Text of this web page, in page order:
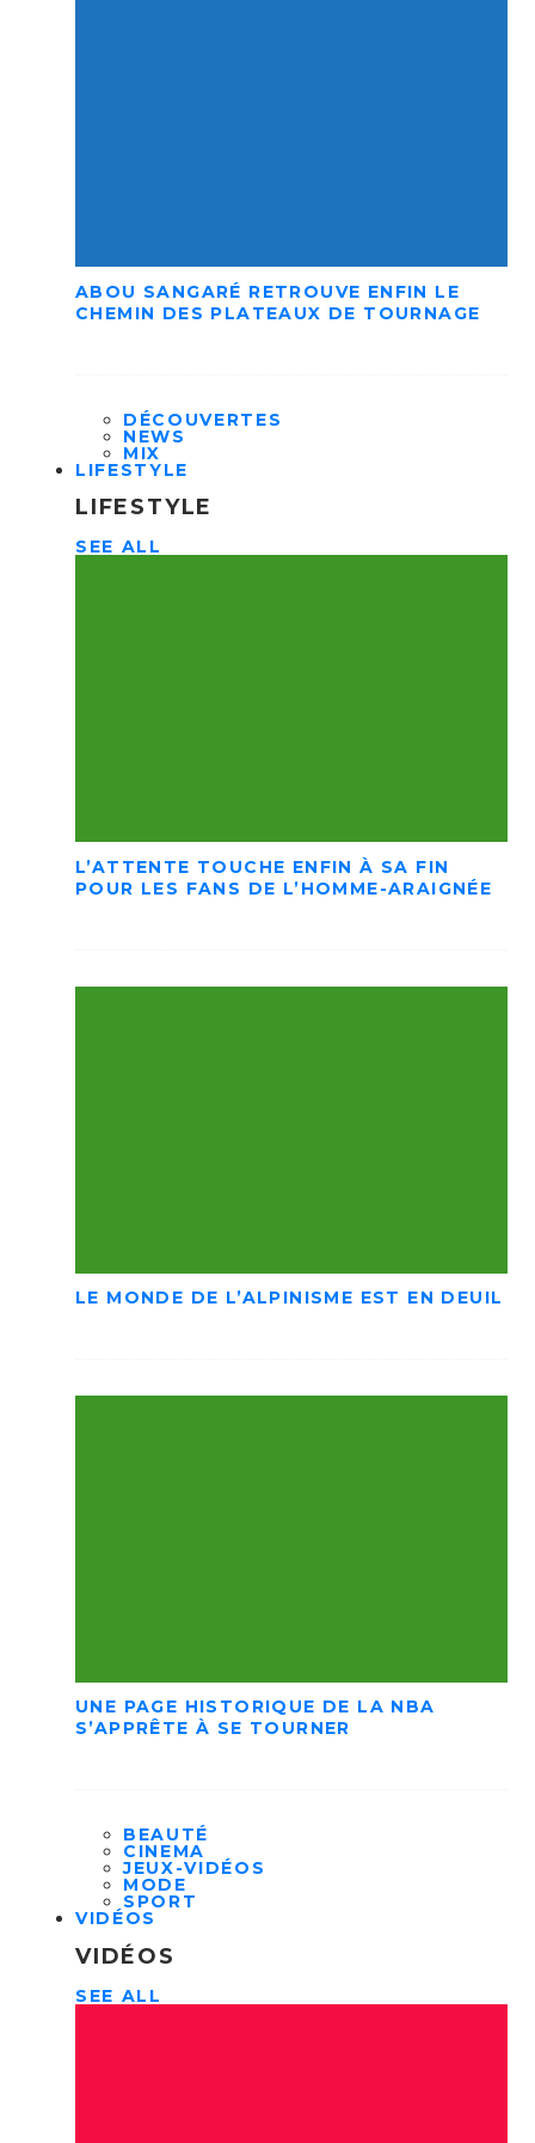
ABOU SANGARÉ RETROUVE ENFIN LE
CHEMIN DES PLATEAUX DE TOURNAGE
DÉCOUVERTES
NEWS
MIX
LIFESTYLE
LIFESTYLE
SEE ALL
L’ATTENTE TOUCHE ENFIN À SA FIN
POUR LES FANS DE L’HOMME-ARAIGNÉE
LE MONDE DE L’ALPINISME EST EN DEUIL
UNE PAGE HISTORIQUE DE LA NBA
S’APPRÊTE À SE TOURNER
BEAUTÉ
CINEMA
JEUX-VIDÉOS
MODE
SPORT
VIDÉOS
VIDÉOS
SEE ALL